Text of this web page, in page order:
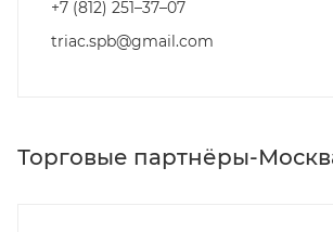
+7 (812) 251–37–07
triac.spb@gmail.com
Торговые партнёры-